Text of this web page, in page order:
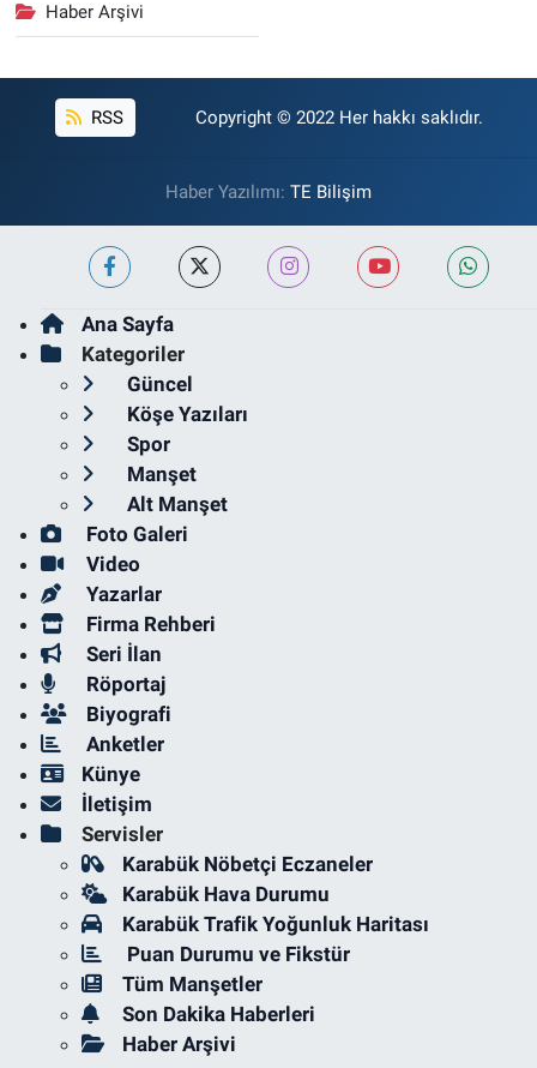
Haber Arşivi
RSS Copyright © 2022 Her hakkı saklıdır.
Haber Yazılımı: TE Bilişim
Ana Sayfa
Kategoriler
Güncel
Köşe Yazıları
Spor
Manşet
Alt Manşet
Foto Galeri
Video
Yazarlar
Firma Rehberi
Seri İlan
Röportaj
Biyografi
Anketler
Künye
İletişim
Servisler
Karabük Nöbetçi Eczaneler
Karabük Hava Durumu
Karabük Trafik Yoğunluk Haritası
Puan Durumu ve Fikstür
Tüm Manşetler
Son Dakika Haberleri
Haber Arşivi